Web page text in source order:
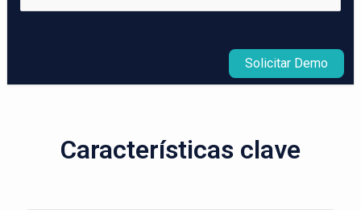
Solicitar Demo
Características clave